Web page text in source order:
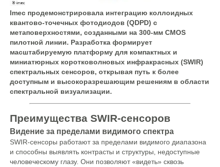
Imec продемонстрировала интеграцию коллоидных
квантово-точечных фотодиодов (QDPD) с
метаповерхностями, созданными на 300-мм CMOS
пилотной линии. Разработка формирует
масштабируемую платформу для компактных и
миниатюрных коротковолновых инфракрасных (SWIR)
спектральных сенсоров, открывая путь к более
доступным и высокоразрешающим решениям в области
спектральной визуализации.
Преимущества SWIR-сенсоров
Видение за пределами видимого спектра
SWIR-сенсоры работают за пределами видимого диапазона
и способны выявлять контрасты и структуры, недоступные
человеческому глазу. Они позволяют «видеть» сквозь